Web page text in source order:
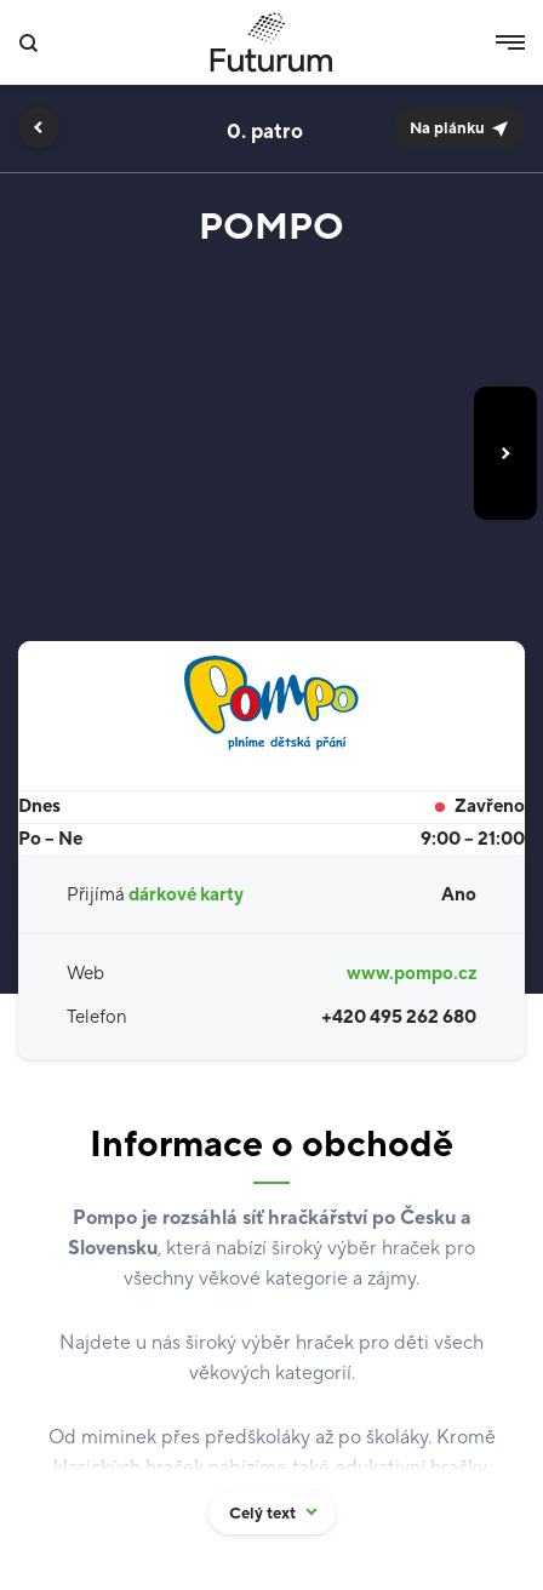
POMPO
0. Na plánku
Dnes
Zavřeno
Po – Ne
9:00 – 21:00
Přijímá dárkové karty Ano
Web
www.pompo.cz
Telefon
+420 495 262 680
Informace o obchodě
Pompo je rozsáhlá síť hračkářství po Česku a
Slovensku, která nabízí široký výběr hraček pro
všechny věkové kategorie a zájmy.
Najdete u nás široký výběr hraček pro děti všech
věkových kategorií.
Od miminek přes předškoláky až po školáky. Kromě
klasických hraček nabízíme také edukativní hračky,
Celý text